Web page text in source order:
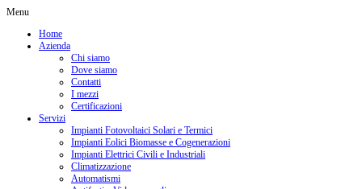
Menu
Home
Azienda
Chi siamo
Dove siamo
Contatti
I mezzi
Certificazioni
Servizi
Impianti Fotovoltaici Solari e Termici
Impianti Eolici Biomasse e Cogenerazioni
Impianti Elettrici Civili e Industriali
Climatizzazione
Automatismi